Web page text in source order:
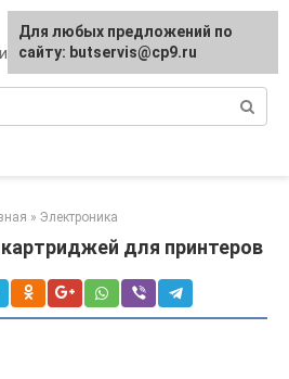
сада
» Электроника
для принтеров
Для любых предложений по
сайту: butservis@cp9.ru